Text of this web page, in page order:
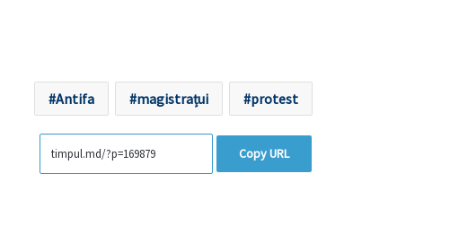
Antifa magistrațui protest
Copy URL